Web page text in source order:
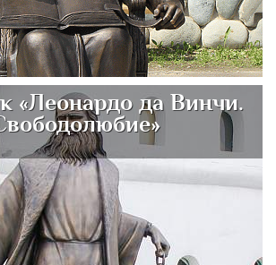
«Леонардо да Винчи.